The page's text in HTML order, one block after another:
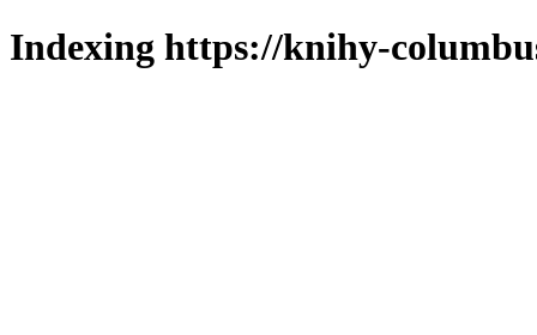
Indexing https://knihy-